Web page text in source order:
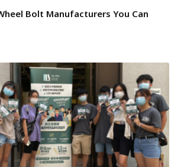
Bolt Manufacturers You Can